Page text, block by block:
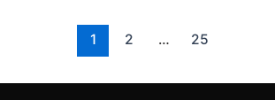
1 2 … 25